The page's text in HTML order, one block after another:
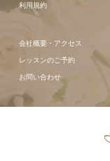
利用規約
会社概要・アクセス
レッスンのご予約
お問い合わせ